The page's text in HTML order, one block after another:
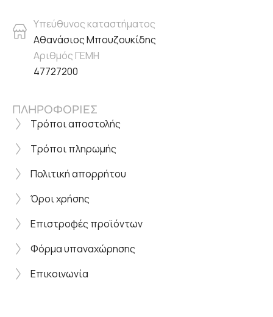
Υπεύθυνος καταστήματος
Αθανάσιος Μπουζουκίδης
Αριθμός ΓΕΜΗ
47727200
ΠΛΗΡΟΦΟΡΙΕΣ
Τρόποι αποστολής
Τρόποι πληρωμής
Πολιτική απορρήτου
Όροι χρήσης
Επιστροφές προϊόντων
Φόρμα υπαναχώρησης
Επικοινωνία